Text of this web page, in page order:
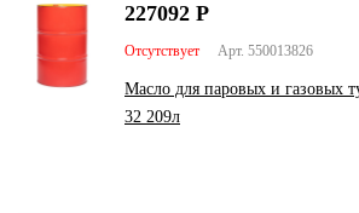
Арт. 550013826
Отсутствует
Масло для паровых и газовых
32 209л
227092 Р